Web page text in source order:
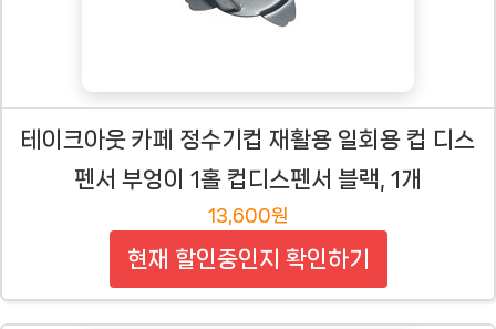
테이크아웃 카페 정수기컵 재활용 일회용 컵 디스
펜서 부엉이 1홀 컵디스펜서 블랙, 1개
13,600원
현재 할인중인지 확인하기